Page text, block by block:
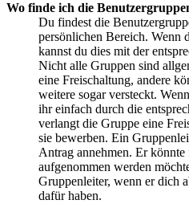
Wo finde ich die
Du findest die
persönlichen Bereich. Wenn
kannst du dies mit der
Nicht alle Gruppen sind
eine Freischaltung, andere
weitere sogar versteckt.
ihr einfach durch die
verlangt die Gruppe eine
sie bewerben. Ein
Antrag annehmen. Er
aufgenommen werden
Gruppenleiter, wenn er dich
dafür haben.